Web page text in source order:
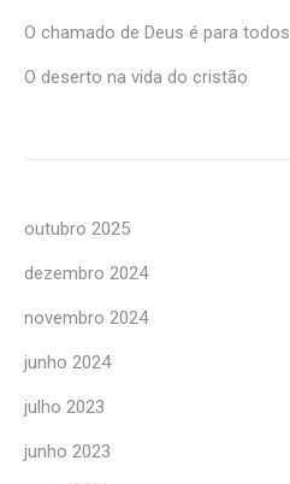
O chamado de Deus é para todos
O deserto na vida do cristão
outubro 2025
dezembro 2024
novembro 2024
junho 2024
julho 2023
junho 2023